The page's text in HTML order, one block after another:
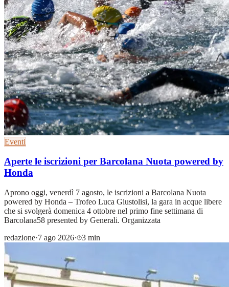
Eventi
Aperte le iscrizioni per Barcolana Nuota powered by
Honda
Aprono oggi, venerdì 7 agosto, le iscrizioni a Barcolana Nuota
powered by Honda – Trofeo Luca Giustolisi, la gara in acque libere
che si svolgerà domenica 4 ottobre nel primo fine settimana di
Barcolana58 presented by Generali. Organizzata
redazione·7 ago 2026· 3 min